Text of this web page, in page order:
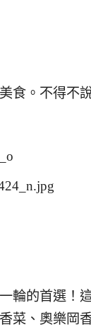
食。不得不
輪的首選！
菜、奧樂岡